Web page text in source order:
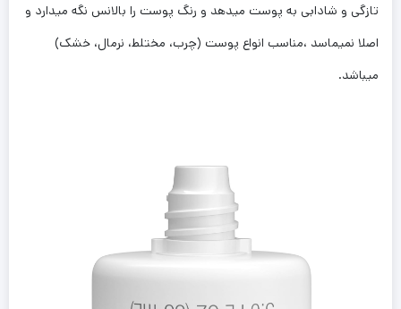
تازگی و شادابی به پوست میدهد و رنگ پوست را بالانس نگه میدارد و
اصلا نمیماسد ،‎مناسب انواع پوست (چرب، مختلط، نرمال، خشک)
میباشد.